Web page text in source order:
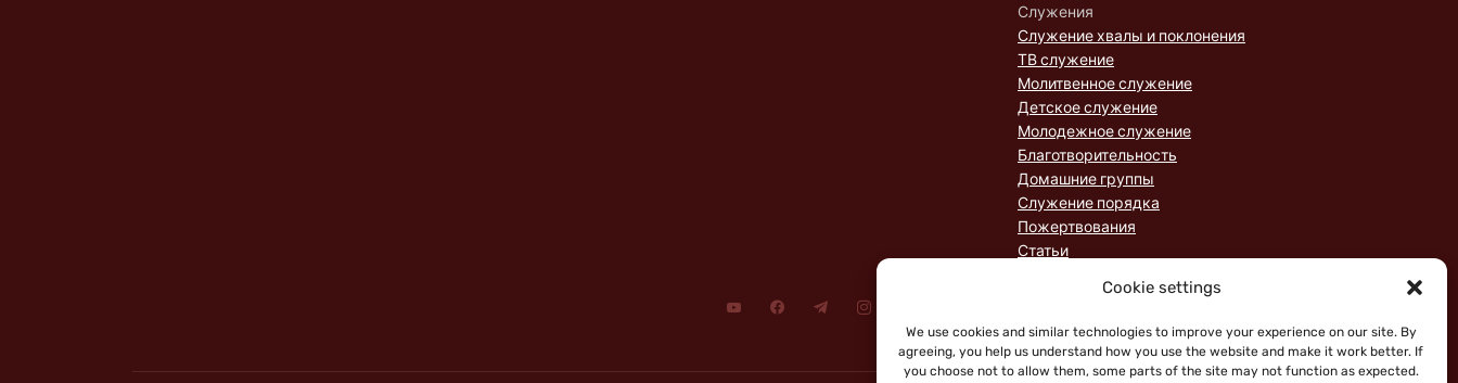
Cookie settings
We use cookies and similar technologies to improve your experience on our site. By
agreeing, you help us understand how you use the website and make it work better. If
you choose not to allow them, some parts of the site may not function as expected.
Служения
Служение хвалы и поклонения
ТВ служение
Молитвенное служение
Детское служение
Молодежное служение
Благотворительность
Домашние группы
Служение порядка
Пожертвования
Статьи